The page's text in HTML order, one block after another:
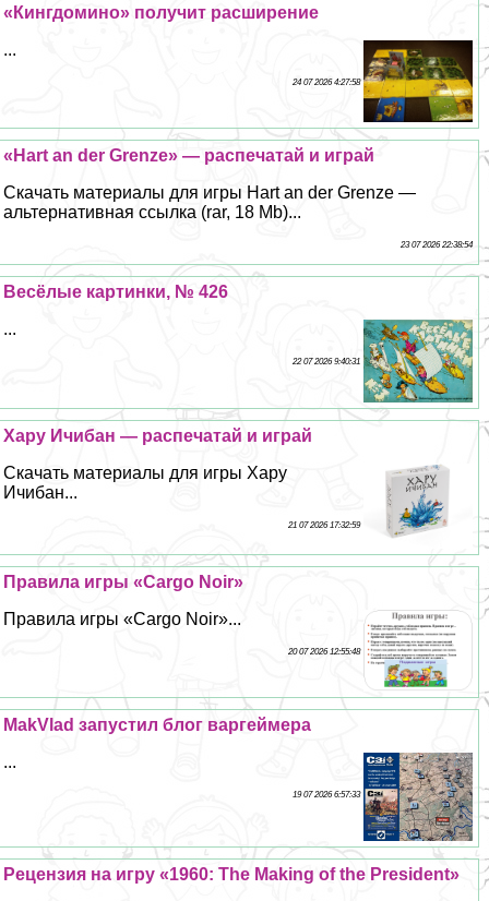
«Кингдомино» получит расширение
...
24 07 2026 4:27:58
«Hart an der Grenze» — распечатай и играй
Скачать материалы для игры Hart an der Grenze —
альтернативная ссылка (rar, 18 Mb)...
23 07 2026 22:38:54
Весёлые картинки, № 426
...
22 07 2026 9:40:31
Хару Ичибан — распечатай и играй
Скачать материалы для игры Хару
Ичибан...
21 07 2026 17:32:59
Правила игры «Cargo Noir»
Правила игры «Cargo Noir»...
20 07 2026 12:55:48
MakVlad запустил блог варгeймера
...
19 07 2026 6:57:33
Рецензия на игру «1960: The Making of the President»